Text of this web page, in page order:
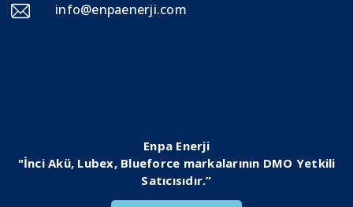
info@enpaenerji.com
Enpa Enerji
"İnci Akü, Lubex, Blueforce markalarının DMO Yetkili
Satıcısıdır.”